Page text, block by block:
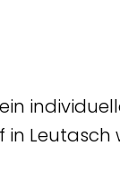
Leutasch